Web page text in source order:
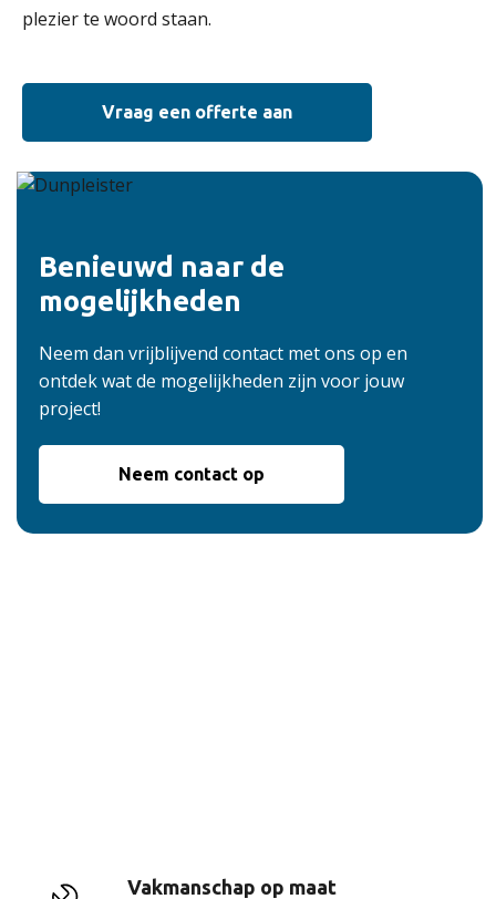
plezier te woord staan.
Vraag een offerte aan
Benieuwd naar de
mogelijkheden
Neem dan vrijblijvend contact met ons op en
ontdek wat de mogelijkheden zijn voor jouw
project!
Neem contact op
Vakmanschap op maat